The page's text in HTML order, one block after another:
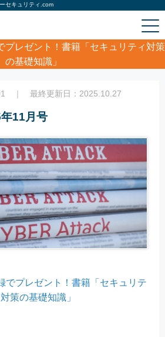
セキュリティ.com
プレゼント！書籍「セキュリティ対策
の基礎知識」
パー/ サイバ通信2025年11月号
｜ 最終更新日：2025.10.27
11月号
でプレゼント！書籍「セキュリテ
策の基礎知識」